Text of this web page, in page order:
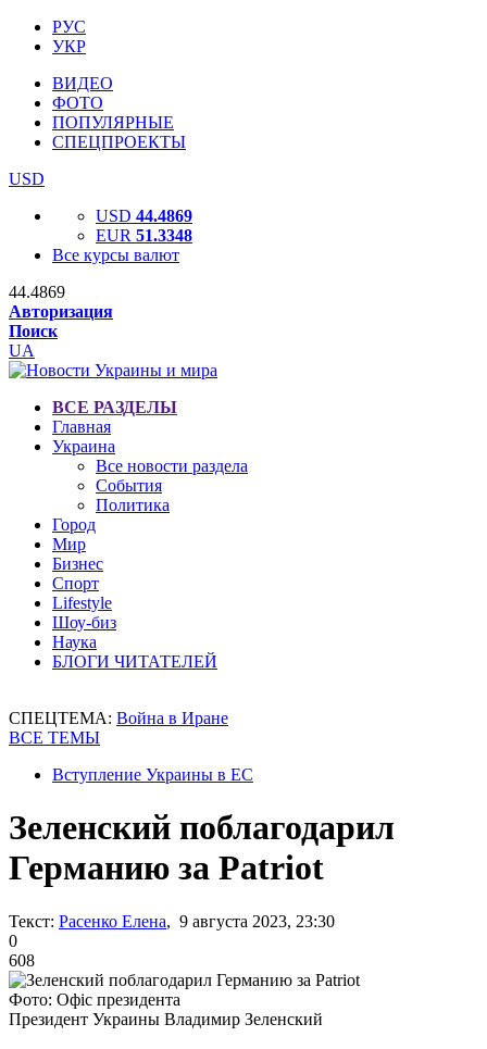
РУС
УКР
ВИДЕО
ФОТО
ПОПУЛЯРНЫЕ
СПЕЦПРОЕКТЫ
USD
USD 44.4869
EUR 51.3348
Все курсы валют
44.4869
Авторизация
Поиск
UA
ВСЕ РАЗДЕЛЫ
Главная
Украина
Все новости раздела
События
Политика
Город
Мир
Бизнес
Спорт
Lifestyle
Шоу-биз
Наука
БЛОГИ ЧИТАТЕЛЕЙ
СПЕЦТЕМА: Война в Иране
ВСЕ ТЕМЫ
Вступление Украины в ЕС
Зеленский поблагодарил
Германию за Patriot
Текст: Расенко Елена, 9 августа 2023, 23:30
0
608
Фото: Офіс президента
Президент Украины Владимир Зеленский